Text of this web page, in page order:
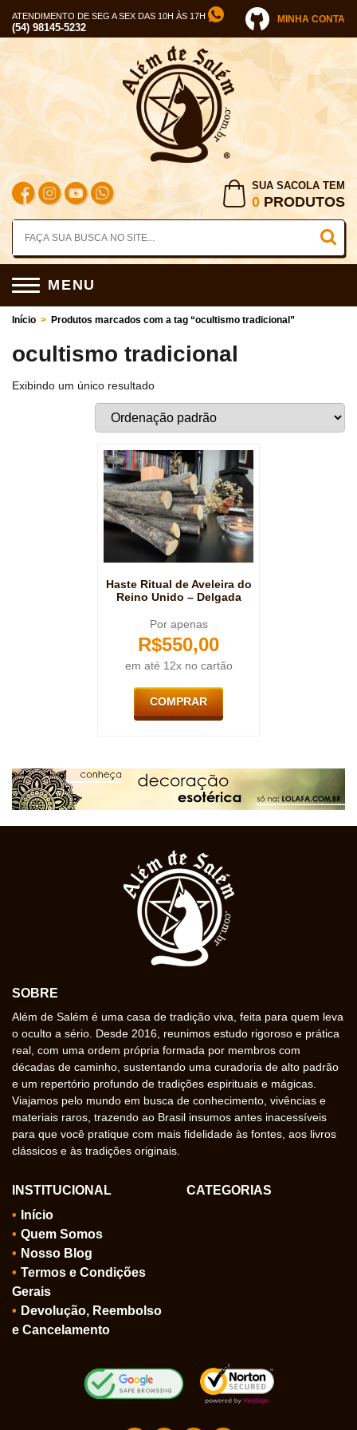
ATENDIMENTO DE SEG A SEX DAS 10H ÀS 17H
(54) 98145-5232
MINHA CONTA
SUA SACOLA TEM
0 PRODUTOS
MENU
Início > Produtos marcados com a tag “ocultismo tradicional”
ocultismo tradicional
Exibindo um único resultado
Haste Ritual de Aveleira do
Reino Unido – Delgada
Por apenas
R$550,00
em até 12x no cartão
COMPRAR
SOBRE
Além de Salém é uma casa de tradição viva, feita para quem leva
o oculto a sério. Desde 2016, reunimos estudo rigoroso e prática
real, com uma ordem própria formada por membros com
décadas de caminho, sustentando uma curadoria de alto padrão
e um repertório profundo de tradições espirituais e mágicas.
Viajamos pelo mundo em busca de conhecimento, vivências e
materiais raros, trazendo ao Brasil insumos antes inacessíveis
para que você pratique com mais fidelidade às fontes, aos livros
clássicos e às tradições originais.
INSTITUCIONAL
Início
Quem Somos
Nosso Blog
Termos e Condições
Gerais
Devolução, Reembolso
e Cancelamento
CATEGORIAS